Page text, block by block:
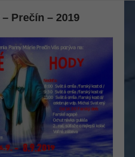
Prečín – 2019